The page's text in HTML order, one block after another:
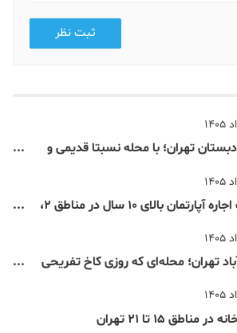
ثبت نظر
تهران؛ با محله نسبتا قدیمی و
قیمت اجاره آپارتمان بالای 10 سال در مناطق 2،
تهران؛ محله‌ای که روزی کاخ تفریحی
در مناطق 15 تا 21 تهران